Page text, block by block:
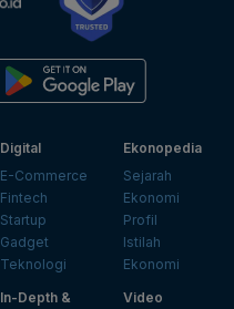
Digital
E-Commerce
Fintech
Startup
Gadget
Teknologi
Ekonopedia
Sejarah
Ekonomi
Profil
Istilah
Ekonomi
In-Depth &
Video